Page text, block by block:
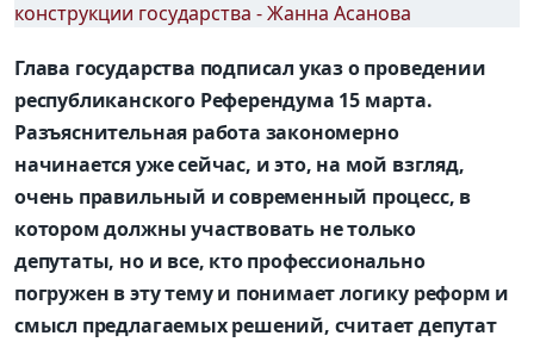
Глава государства подписал указ о проведении
республиканского Референдума 15 марта.
Разъяснительная работа закономерно
начинается уже сейчас, и это, на мой взгляд,
очень правильный и современный процесс, в
котором должны участвовать не только
депутаты, но и все, кто профессионально
погружен в эту тему и понимает логику реформ и
смысл предлагаемых решений, считает депутат